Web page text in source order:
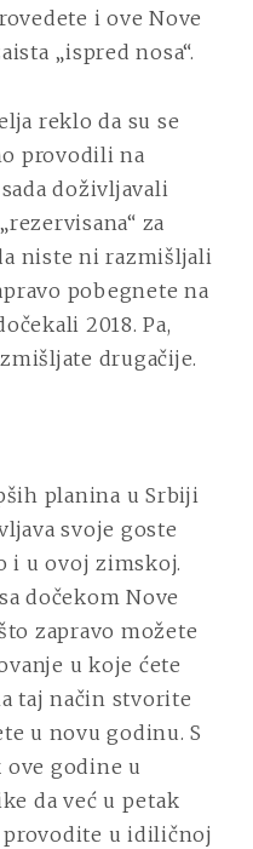
ZLATIBOR?
i ove Nove
„ispred nosa“.
reklo da su se
provodili na
doživljavali
za
niste ni razmišljali
pobegnete na
2018. Pa,
drugačije.
planina u Srbiji
svoje goste
i u ovoj zimskoj.
dočekom Nove
zapravo možete
u koje ćete
taj način stvorite
u novu godinu. S
ove godine u
da već u petak
provodite u idiličnoj